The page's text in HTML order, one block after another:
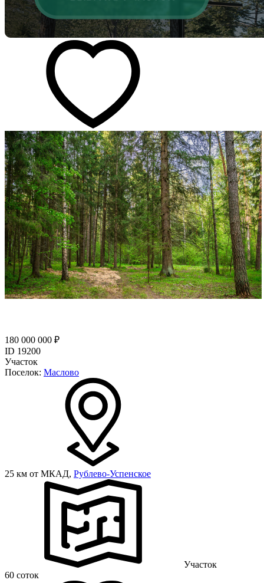
180 000 000 ₽
ID 19200
Участок
Поселок: Маслово
25 км от МКАД, Рублево-Успенское
Участок
60 соток